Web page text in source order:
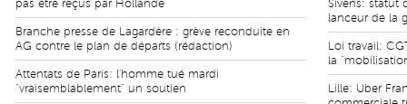
pas être reçus par Hollande
Branche presse de Lagardère : grève reconduite en
AG contre le plan de départs (rédaction)
Attentats de Paris: l'homme tué mardi
"vraisemblablement" un soutien
Sivens: statut
lanceur de la
Loi travail:
la
Lille: Uber